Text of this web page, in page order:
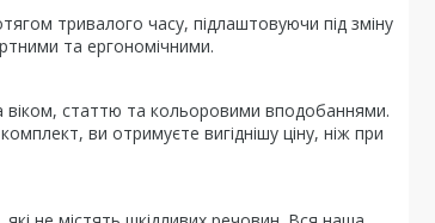
тривалого часу, підлаштовуючи під зміну
та ергономічними.
віком, статтю та кольоровими вподобаннями.
ви отримуєте вигіднішу ціну, ніж при